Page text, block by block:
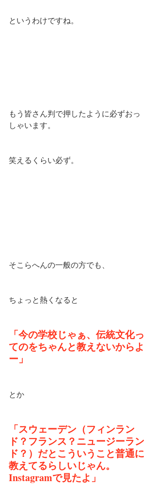
というわけですね。
もう皆さん判で押したように必ずおっ
しゃいます。
笑えるくらい必ず。
そこらへんの一般の方でも、
ちょっと熱くなると
「今の学校じゃぁ、伝統文化っ
てのをちゃんと教えないからよ
ー」
とか
「スウェーデン（フィンラン
ド？フランス？ニュージーラン
ド？）だとこういうこと普通に
教えてるらしいじゃん。
Instagramで見たよ」